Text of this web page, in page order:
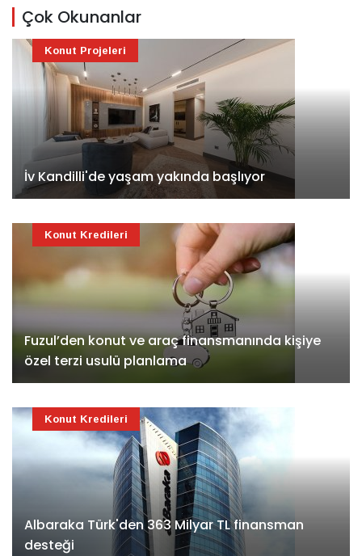
Çok Okunanlar
İv Kandilli'de yaşam yakında başlıyor
Konut Projeleri
Fuzul’den konut ve araç finansmanında kişiye
özel terzi usulü planlama
Konut Kredileri
Albaraka Türk'den 363 Milyar TL finansman
desteği
Konut Kredileri